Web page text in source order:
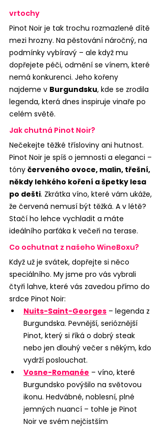
vrtochy
Pinot Noir je tak trochu rozmazlené dítě
mezi hrozny. Na pěstování náročný, na
podmínky vybíravý – ale když mu
dopřejete péči, odmění se vínem, které
nemá konkurenci. Jeho kořeny
najdeme v Burgundsku, kde se zrodila
legenda, která dnes inspiruje vinaře po
celém světě.
Jak chutná Pinot Noir?
Nečekejte těžké třísloviny ani hutnost.
Pinot Noir je spíš o jemnosti a eleganci –
tóny červeného ovoce, malin, třešní,
někdy lehkého koření a špetky lesa
po dešti. Zkrátka víno, které vám ukáže,
že červená nemusí být těžká. A v létě?
Stačí ho lehce vychladit a máte
ideálního parťáka k večeři na terase.
Co ochutnat z našeho WineBoxu?
Když už je svátek, dopřejte si něco
speciálního. My jsme pro vás vybrali
čtyři lahve, které vás zavedou přímo do
srdce Pinot Noir:
Nuits-Saint-Georges – legenda z
Burgundska. Pevnější, serióznější
Pinot, který si říká o dobrý steak
nebo jen dlouhý večer s někým, kdo
vydrží poslouchat.
Vosne-Romanée – víno, které
Burgundsko povýšilo na světovou
ikonu. Hedvábné, noblesní, plné
jemných nuancí – tohle je Pinot
Noir ve svém nejčistším